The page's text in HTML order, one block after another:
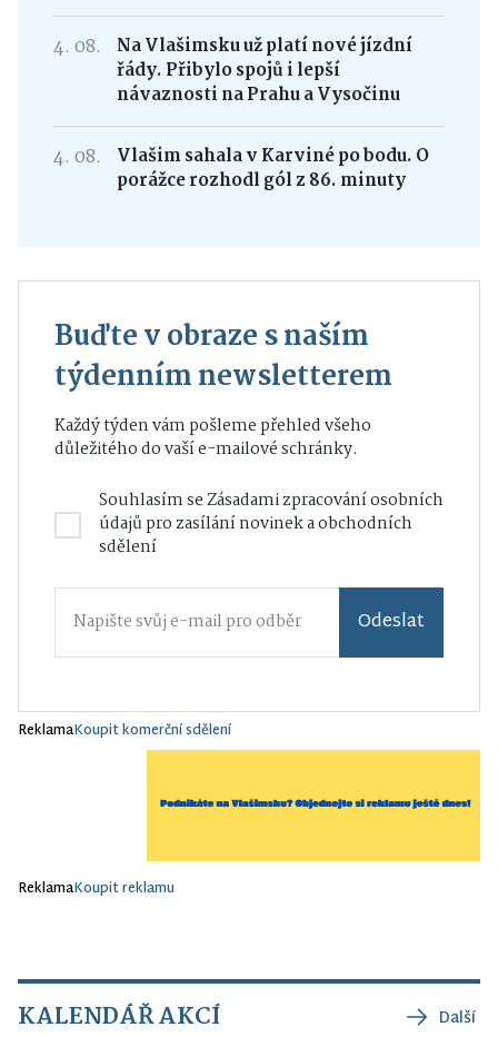
4. 08.
Na Vlašimsku už platí nové jízdní
řády. Přibylo spojů i lepší
návaznosti na Prahu a Vysočinu
4. 08.
Vlašim sahala v Karviné po bodu. O
porážce rozhodl gól z 86. minuty
Buďte v obraze s naším
týdenním newsletterem
Každý týden vám pošleme přehled všeho
důležitého do vaší e-mailové schránky.
Souhlasím seZásadami zpracování osobních
údajůpro zasílání novinek a obchodních
sdělení
Odeslat
ReklamaKoupit komerční sdělení
ReklamaKoupit reklamu
KALENDÁŘ AKCÍ Další